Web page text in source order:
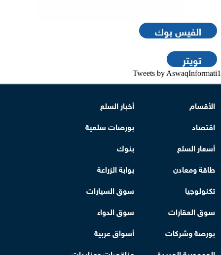
الفيس بوك
تويتر
Tweets by AswaqInformati1
الأقسام
أخبار السلع
اقتصاد
بورصات سلعية
أسعار السلع
بنوك
طاقة ومعادن
بوابة الزراعة
تكنولوجيا
سوق السيارات
سوق العقارات
سوق الدواء
بورصة وشركات
أسواق عربية